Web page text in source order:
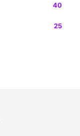
40
25